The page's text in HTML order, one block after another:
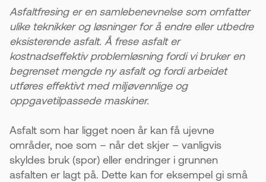
miljø.
4. God planlegging gir bedre resultat
Det er viktig å beregne fall og overganger før ny
asfalt legges. Dette sikrer at vann renner riktig
og at dekket holder.
Etter fresing og nytt toppdekke blir overflaten
jevn og sterk. Levetiden kan forlenges med 15–
20 år.
Asfaltfresing er en samlebenevnelse som omfatter
ulike teknikker og løsninger for å endre eller utbedre
eksisterende asfalt. Å frese asfalt er
kostnadseffektiv problemløsning fordi vi bruker en
begrenset mengde ny asfalt og fordi arbeidet
utføres effektivt med miljøvennlige og
oppgavetilpassede maskiner.
Asfalt som har ligget noen år kan få ujevne
områder, noe som – når det skjer – vanligvis
skyldes bruk (spor) eller endringer i grunnen
asfalten er lagt på. Dette kan for eksempel gi små